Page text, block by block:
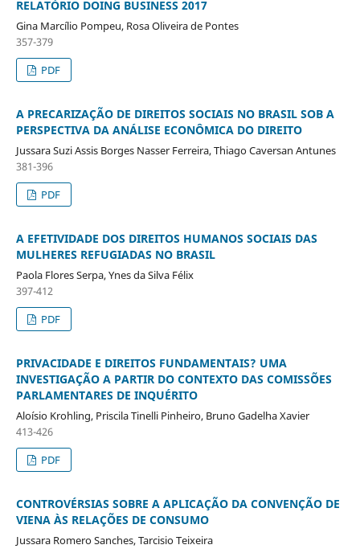
RELATÓRIO DOING BUSINESS 2017
Gina Marcílio Pompeu, Rosa Oliveira de Pontes
357-379
PDF
A PRECARIZAÇÃO DE DIREITOS SOCIAIS NO BRASIL SOB A
PERSPECTIVA DA ANÁLISE ECONÔMICA DO DIREITO
Jussara Suzi Assis Borges Nasser Ferreira, Thiago Caversan Antunes
381-396
PDF
A EFETIVIDADE DOS DIREITOS HUMANOS SOCIAIS DAS
MULHERES REFUGIADAS NO BRASIL
Paola Flores Serpa, Ynes da Silva Félix
397-412
PDF
PRIVACIDADE E DIREITOS FUNDAMENTAIS? UMA
INVESTIGAÇÃO A PARTIR DO CONTEXTO DAS COMISSÕES
PARLAMENTARES DE INQUÉRITO
Aloísio Krohling, Priscila Tinelli Pinheiro, Bruno Gadelha Xavier
413-426
PDF
CONTROVÉRSIAS SOBRE A APLICAÇÃO DA CONVENÇÃO DE
VIENA ÀS RELAÇÕES DE CONSUMO
Jussara Romero Sanches, Tarcisio Teixeira